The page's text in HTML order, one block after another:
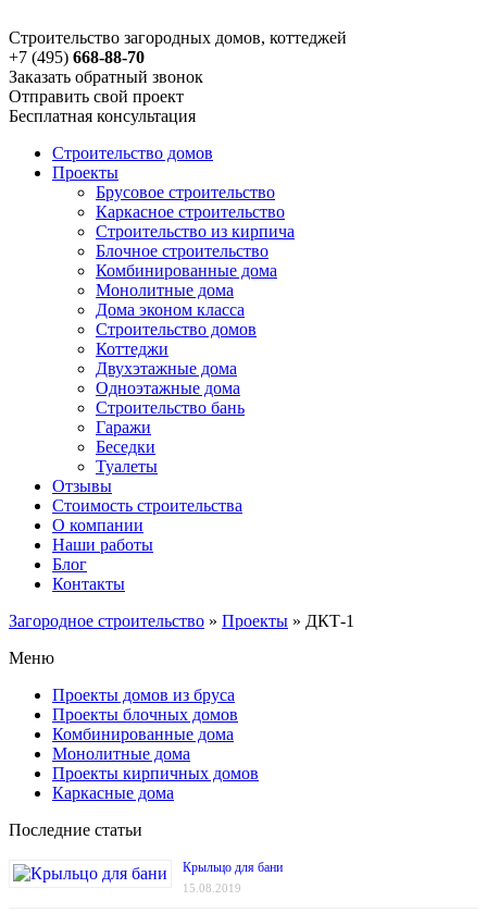
Строительство загородных домов, коттеджей
+7 (495) 668-88-70
Заказать обратный звонок
Отправить свой проект
Бесплатная консультация
Строительство домов
Проекты
Брусовое строительство
Каркасное строительство
Строительство из кирпича
Блочное строительство
Комбинированные дома
Монолитные дома
Дома эконом класса
Строительство домов
Коттеджи
Двухэтажные дома
Одноэтажные дома
Строительство бань
Гаражи
Беседки
Туалеты
Отзывы
Стоимость строительства
О компании
Наши работы
Блог
Контакты
Загородное строительство » Проекты » ДКТ-1
Меню
Проекты домов из бруса
Проекты блочных домов
Комбинированные дома
Монолитные дома
Проекты кирпичных домов
Каркасные дома
Последние статьи
Крыльцо для бани
15.08.2019